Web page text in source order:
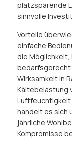
platzsparende
sinnvolle
Vorteile
einfache
die Möglichkeit,
bedarfsgerecht
Wirksamkeit in
Kältebelastung
Luftfeuchtigkeit
handelt es sich
jährliche
Kompromisse